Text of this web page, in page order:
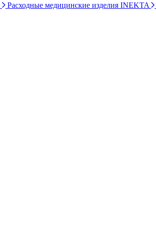
Расходные медицинские изделия INEKTA